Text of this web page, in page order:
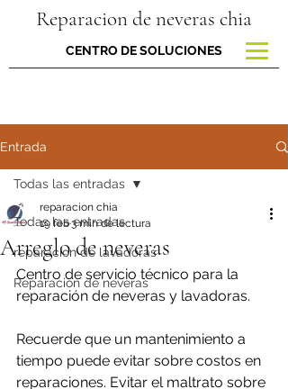
Reparacion de neveras chia
CENTRO DE SOLUCIONES
Entrada
Todas las entradas
reparacion de lavadoras
Reparación de neveras
Todas las entradas
Arreglo de neveras
reparacion chia
19 feb3 min de lectura
Centro de servicio técnico para la
reparación de neveras y lavadoras.
Recuerde que un mantenimiento a
tiempo puede evitar sobre costos en
reparaciones. Evitar el maltrato sobre